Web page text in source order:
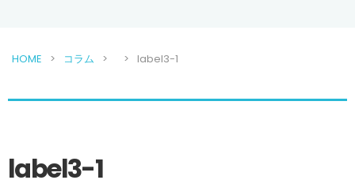
HOME コラム label3-1
label3-1